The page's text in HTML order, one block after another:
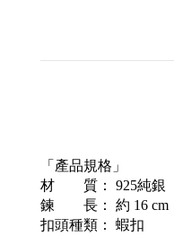
「產品規格」
材 質： 925純銀
鍊 長： 約 16 cm
扣頭種類： 蝦扣